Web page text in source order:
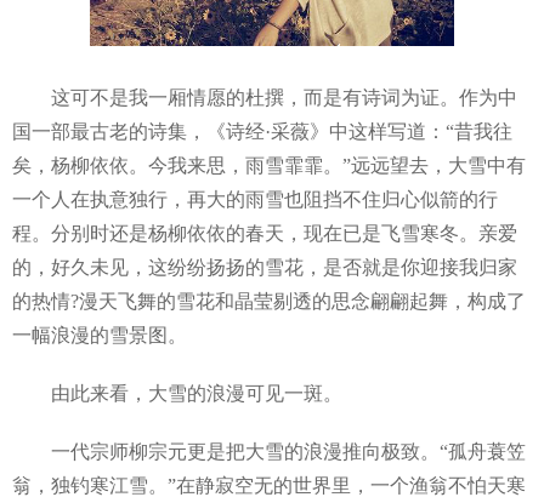
这可不是我一厢情愿的杜撰，而是有诗词为证。作为中
国一部最古老的诗集，《诗经·采薇》中这样写道：“昔我往
矣，杨柳依依。今我来思，雨雪霏霏。”远远望去，大雪中有
一个人在执意独行，再大的雨雪也阻挡不住归心似箭的行
程。分别时还是杨柳依依的春天，现在已是飞雪寒冬。亲爱
的，好久未见，这纷纷扬扬的雪花，是否就是你迎接我归家
的热情?漫天飞舞的雪花和晶莹剔透的思念翩翩起舞，构成了
一幅浪漫的雪景图。
由此来看，大雪的浪漫可见一斑。
一代宗师柳宗元更是把大雪的浪漫推向极致。“孤舟蓑笠
翁，独钓寒江雪。”在静寂空无的世界里，一个渔翁不怕天寒